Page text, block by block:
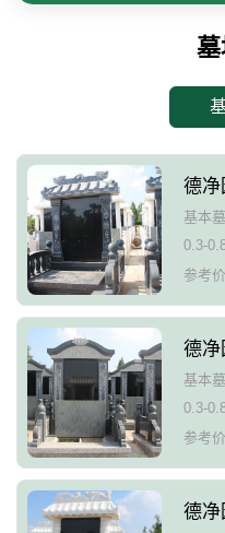
德净
基本
0.3-
参考
德净
基本
0.3-
参考
德净